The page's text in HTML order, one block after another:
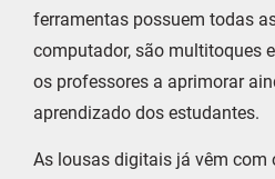
ferramentas possuem todas
computador, são multitoques
os professores a aprimorar
aprendizado dos estudantes.
As lousas digitais já vêm